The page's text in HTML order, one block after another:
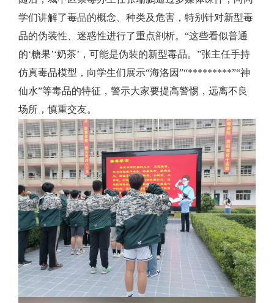
学们讲解了毒品的概念、种类及危害，特别针对新型毒
品的伪装性、迷惑性进行了重点剖析。“这些看似普通
的‘糖果’‘奶茶’，可能是伪装的新型毒品。”张主任手持
仿真毒品模型，向学生们展示“海洛因”“*********”“神
仙水”等毒品的特征，警示大家要提高警惕，远离不良
场所，慎重交友。